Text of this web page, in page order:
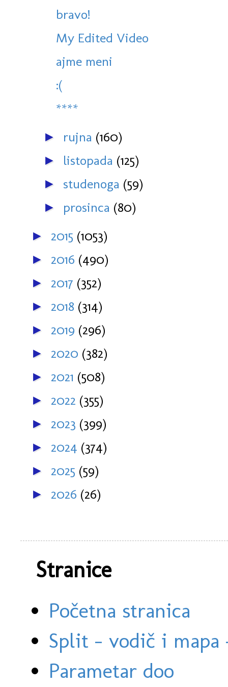
bravo!
My Edited Video
ajme meni
:(
****
► rujna (160)
► listopada (125)
► studenoga (59)
► prosinca (80)
► 2015 (1053)
► 2016 (490)
► 2017 (352)
► 2018 (314)
► 2019 (296)
► 2020 (382)
► 2021 (508)
► 2022 (355)
► 2023 (399)
► 2024 (374)
► 2025 (59)
► 2026 (26)
Stranice
Početna stranica
Split - vodič i
Parametar doo